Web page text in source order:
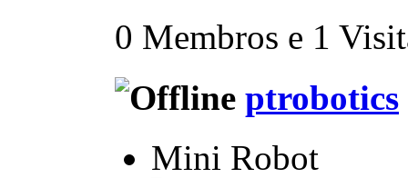
0 Membros e 1
ptrobotics
Mini Robot